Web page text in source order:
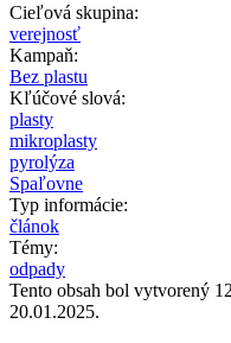
Cieľová skupina:
verejnosť
Kampaň:
Bez plastu
Kľúčové slová:
plasty
mikroplasty
pyrolýza
Spaľovne
Typ informácie:
článok
Témy:
odpady
Tento obsah bol vytvorený
20.01.2025.